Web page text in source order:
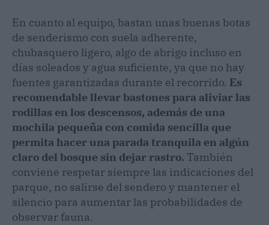
En cuanto al equipo, bastan unas buenas botas
de senderismo con suela adherente,
chubasquero ligero, algo de abrigo incluso en
días soleados y agua suficiente, ya que no hay
fuentes garantizadas durante el recorrido. Es
recomendable llevar bastones para aliviar las
rodillas en los descensos, además de una
mochila pequeña con comida sencilla que
permita hacer una parada tranquila en algún
claro del bosque sin dejar rastro. También
conviene respetar siempre las indicaciones del
parque, no salirse del sendero y mantener el
silencio para aumentar las probabilidades de
observar fauna.